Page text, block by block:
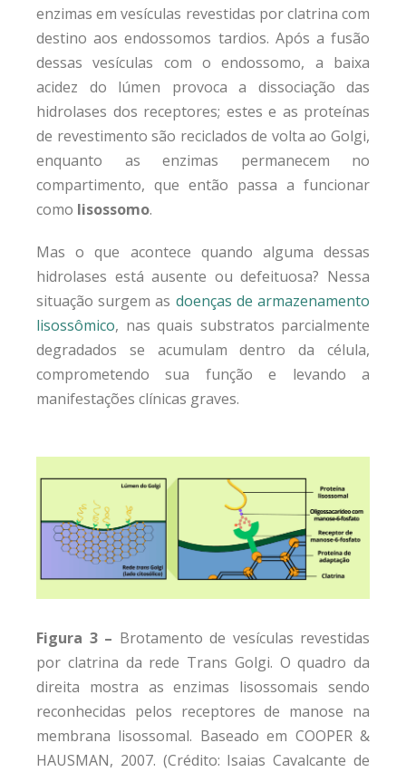
enzimas em vesículas revestidas por clatrina com
destino aos endossomos tardios. Após a fusão
dessas vesículas com o endossomo, a baixa
acidez do lúmen provoca a dissociação das
hidrolases dos receptores; estes e as proteínas
de revestimento são reciclados de volta ao Golgi,
enquanto as enzimas permanecem no
compartimento, que então passa a funcionar
como lisossomo.
Mas o que acontece quando alguma dessas
hidrolases está ausente ou defeituosa? Nessa
situação surgem as doenças de armazenamento
lisossômico, nas quais substratos parcialmente
degradados se acumulam dentro da célula,
comprometendo sua função e levando a
manifestações clínicas graves.
Figura 3 – Brotamento de vesículas revestidas
por clatrina da rede Trans Golgi. O quadro da
direita mostra as enzimas lisossomais sendo
reconhecidas pelos receptores de manose na
membrana lisossomal. Baseado em COOPER &
HAUSMAN, 2007. (Crédito: Isaias Cavalcante de